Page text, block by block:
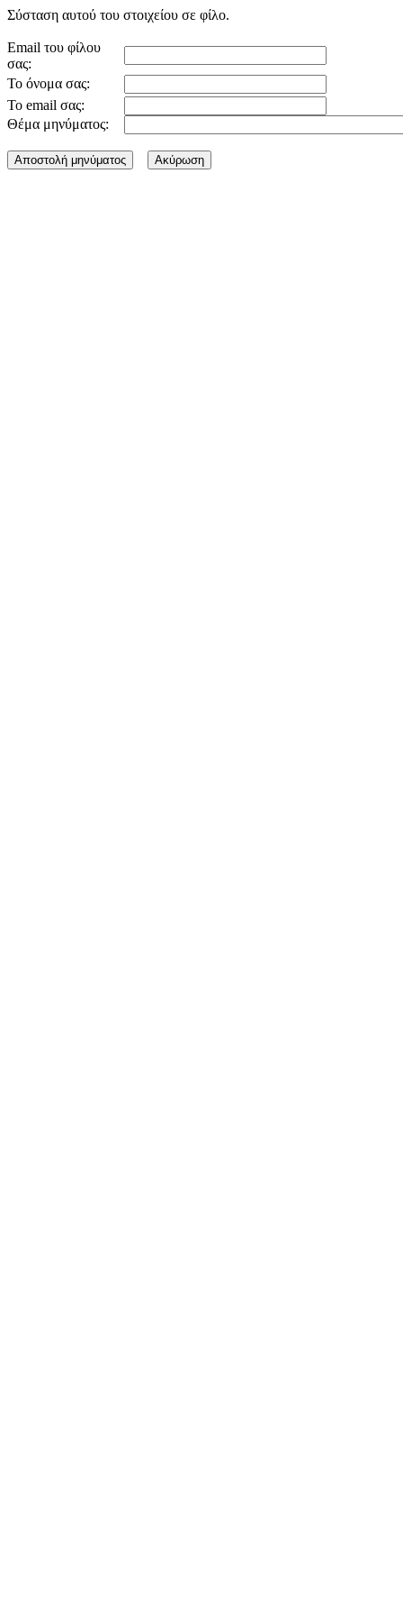
Σύσταση αυτού του στοιχείου σε φίλο.
Email του φίλου
σας:
Το όνομα σας:
Το email σας:
Θέμα μηνύματος: